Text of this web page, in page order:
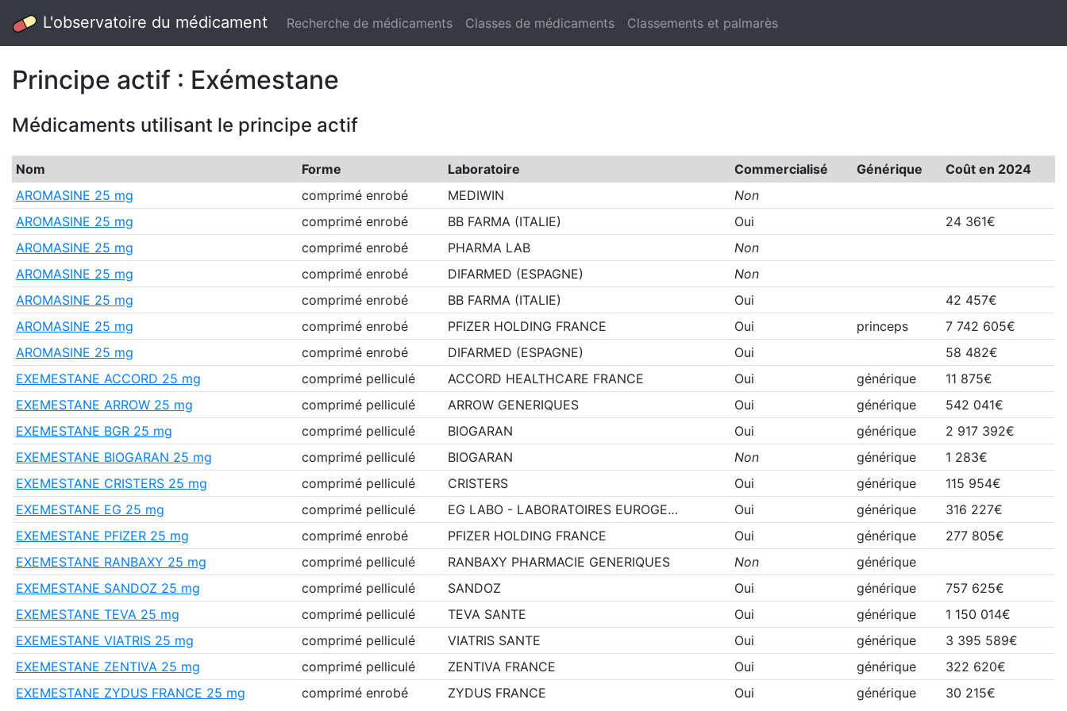
L'observatoire du médicament Recherche de médicaments Classes de médicaments Classements et palmarès
Principe actif : Exémestane
Médicaments utilisant le principe actif
Nom Forme Laboratoire Commercialisé Générique
Coût en 2024
AROMASINE 25 mg
comprimé enrobé MEDIWIN
Non
AROMASINE 25 mg
comprimé enrobé BB FARMA (ITALIE) Oui
24 361€
AROMASINE 25 mg
comprimé enrobé PHARMA LAB
Non
AROMASINE 25 mg
comprimé enrobé DIFARMED (ESPAGNE)
Non
AROMASINE 25 mg
comprimé enrobé BB FARMA (ITALIE) Oui
42 457€
AROMASINE 25 mg
comprimé enrobé PFIZER HOLDING FRANCE Oui princeps
7 742 605€
AROMASINE 25 mg
comprimé enrobé DIFARMED (ESPAGNE) Oui
58 482€
EXEMESTANE ACCORD 25 mg
comprimé pelliculé ACCORD HEALTHCARE FRANCE Oui générique
11 875€
EXEMESTANE ARROW 25 mg
comprimé pelliculé ARROW GENERIQUES Oui générique
542 041€
EXEMESTANE BGR 25 mg
comprimé pelliculé BIOGARAN Oui générique
2 917 392€
EXEMESTANE BIOGARAN 25 mg
comprimé pelliculé BIOGARAN Non générique
1 283€
EXEMESTANE CRISTERS 25 mg
comprimé pelliculé CRISTERS Oui générique
115 954€
EXEMESTANE EG 25 mg
comprimé pelliculé EG LABO - LABORATOIRES EUROGE… Oui générique
316 227€
EXEMESTANE PFIZER 25 mg
comprimé enrobé PFIZER HOLDING FRANCE Oui générique
277 805€
EXEMESTANE RANBAXY 25 mg
comprimé pelliculé RANBAXY PHARMACIE GENERIQUES Non
générique
EXEMESTANE SANDOZ 25 mg
comprimé pelliculé SANDOZ Oui générique
757 625€
EXEMESTANE TEVA 25 mg
comprimé pelliculé TEVA SANTE Oui générique
1 150 014€
EXEMESTANE VIATRIS 25 mg
comprimé pelliculé VIATRIS SANTE Oui générique
3 395 589€
EXEMESTANE ZENTIVA 25 mg
comprimé pelliculé ZENTIVA FRANCE Oui générique
322 620€
EXEMESTANE ZYDUS FRANCE 25 mg
comprimé enrobé ZYDUS FRANCE Oui générique 30 215€